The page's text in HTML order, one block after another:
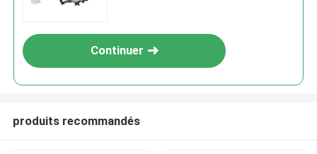
Continuer
produits recommandés